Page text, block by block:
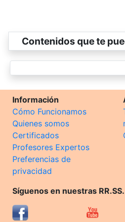
Contenidos que te
Información
Cómo Funcionamos
Quienes somos
Certificados
Profesores Expertos
Preferencias de
privacidad
Síguenos en nuestras RR.SS.